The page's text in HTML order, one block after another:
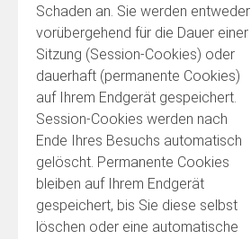
Schaden an. Sie werden entweder
vorübergehend für die Dauer einer
Sitzung (Session-Cookies) oder
dauerhaft (permanente Cookies)
auf Ihrem Endgerät gespeichert.
Session-Cookies werden nach
Ende Ihres Besuchs automatisch
gelöscht. Permanente Cookies
bleiben auf Ihrem Endgerät
gespeichert, bis Sie diese selbst
löschen oder eine automatische